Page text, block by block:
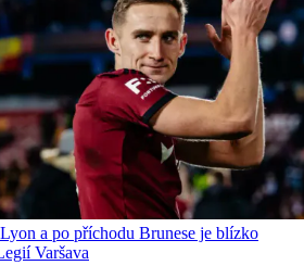
a po příchodu Brunese je blízko
Varšava